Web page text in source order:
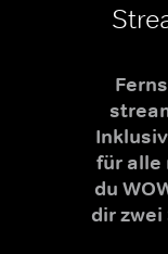
für alle
du
dir